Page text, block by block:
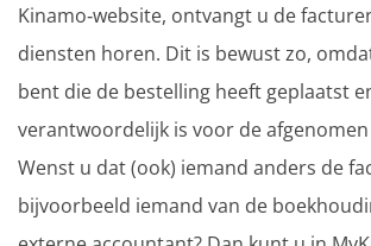
Kinamo‑website, ontvangt u de
diensten horen. Dit is bewust zo,
bent die de bestelling heeft geplaatst
verantwoordelijk is voor de
Wenst u dat (ook) iemand anders de
bijvoorbeeld iemand van de